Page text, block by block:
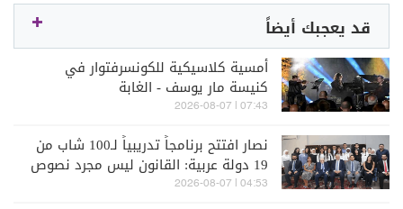
قد يعجبك أيضاً
أمسية كلاسيكية للكونسرفتوار في
كنيسة مار يوسف - الغابة
07:43 | 2026-08-07
نصار افتتح برنامجاً تدريبياً لـ100 شاب من
19 دولة عربية: القانون ليس مجرد نصوص
جامدة
04:53 | 2026-08-07